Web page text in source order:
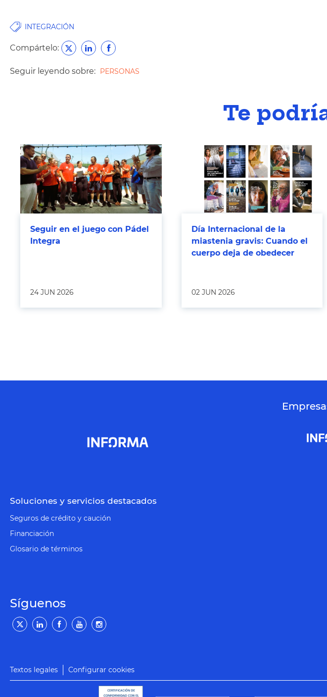
INTEGRACIÓN
Compártelo:
Seguir leyendo sobre: PERSONAS
Te
Seguir en el juego con Pádel
Integra
24 JUN 2026
Día Internacional de la
miastenia gravis: Cuando el
cuerpo deja de obedecer
02 JUN 2026
Soluciones y servicios destacados
Seguros de crédito y caución
Financiación
Glosario de términos
Síguenos
Textos legales Configurar cookies